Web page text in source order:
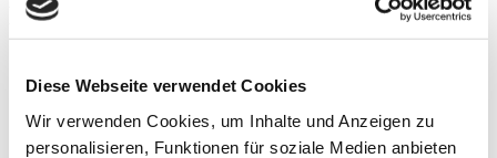
Diese Webseite verwendet Cookies
Wir verwenden Cookies, um Inhalte und Anzeigen zu
personalisieren, Funktionen für soziale Medien anbieten
Folgen von Dauerstress
Erschöpfung
Burnout